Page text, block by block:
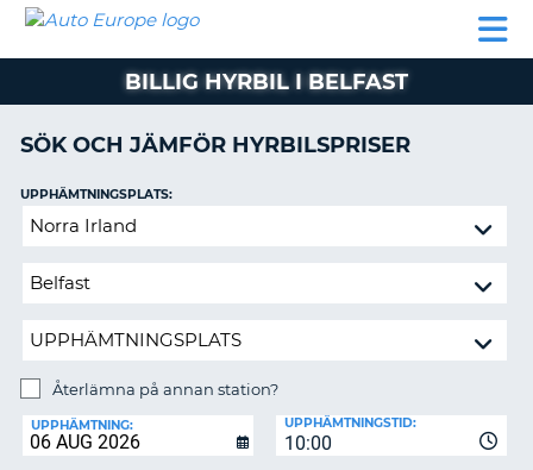
HYRBIL
HYRA
PARTNER
AUTO
EUROPE
HYRBIL
HYRA
MIN
MEDLEMSINFORMATION
BOKNING
SVERIGE
BILLIG HYRBIL I BELFAST
SÖK OCH JÄMFÖR HYRBILSPRISER
Återlämna
annan
UPPHÄMTNINGSPLATS:
Återlämna på annan station?
UPPHÄMTNING:
10:00
UPPHÄMTNINGSTID: